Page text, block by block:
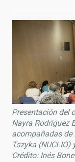
Presentación del
Nayra Rodríguez
acompañadas de
Tszyka (NUCLIO)
Crédito: Inés